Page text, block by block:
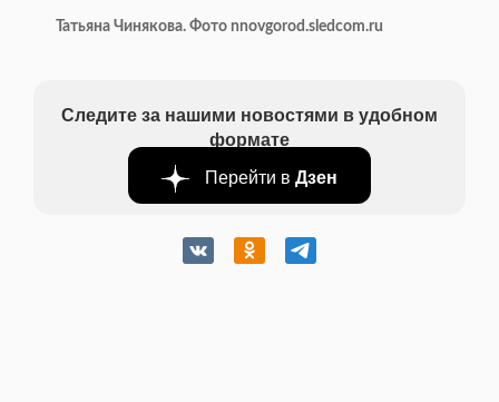
Татьяна Чинякова. Фото nnovgorod.sledcom.ru
Следите за нашими новостями в удобном
формате
Перейти в Дзен